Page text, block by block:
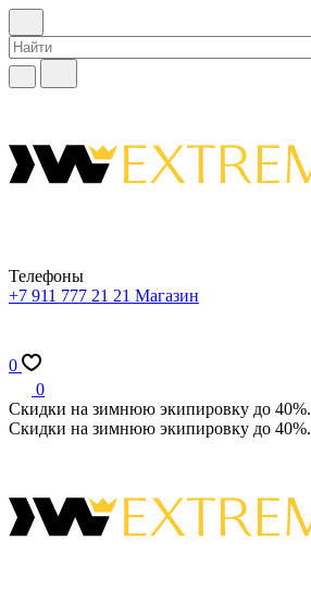
Телефоны
+7 911 777 21 21 Магазин
0
0
Скидки на зимнюю экипировку до 40%.
Скидки на зимнюю экипировку до 40%.